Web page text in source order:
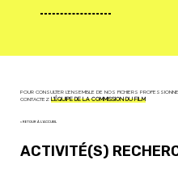
POUR CONSULTER L'ENSEMBLE DE NOS FICHIERS
CONTACTEZ L'ÉQUIPE DE LA COMMISSION DU FILM
< RETOUR À L'ACCUEIL
ACTIVITÉ(S)